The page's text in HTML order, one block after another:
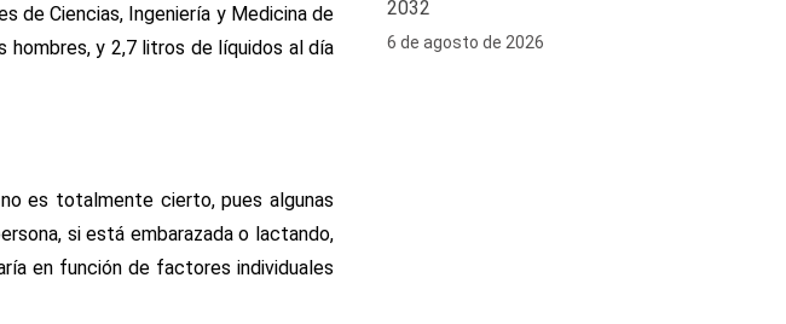
de Ciencias, Ingeniería y Medicina de
hombres, y 2,7 litros de líquidos al día
es totalmente cierto, pues algunas
si está embarazada o lactando,
en función de factores individuales
2032
6 de agosto de 2026